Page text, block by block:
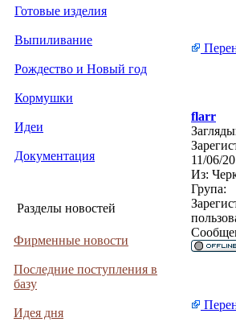
Готовые изделия
Выпиливание
Рождество и Новый год
Кормушки
Идеи
Документация
Разделы новостей
Фирменные новости
Последние поступления в
базу
Идея дня
flarr
11/06/
Из:
Група: